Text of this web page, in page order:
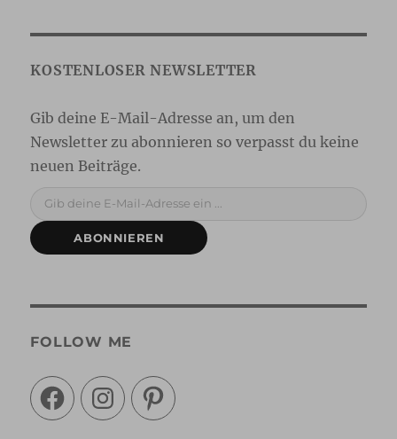
ABONNIEREN
FOLLOW ME
FacebookInstagramPinterest